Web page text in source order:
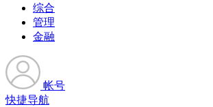
综合
管理
金融
帐号
快捷导航